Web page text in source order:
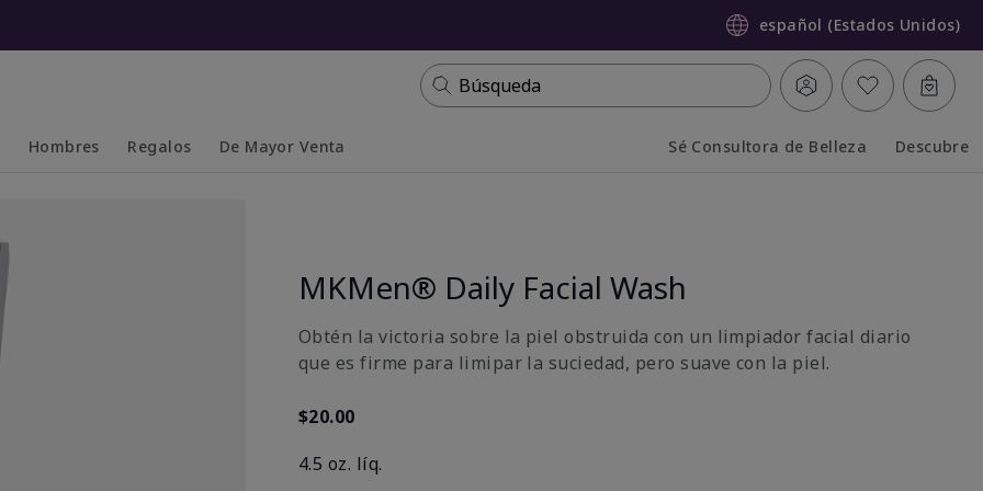
español (Estados Unidos)
Búsqueda
Hombres Regalos De Mayor Venta Sé Consultora de Belleza Descubre
MKMen® Daily Facial Wash
Obtén la victoria sobre la piel obstruida con un limpiador facial diario
que es firme para limipar la suciedad, pero suave con la piel.
$20.00
4.5 oz. líq.